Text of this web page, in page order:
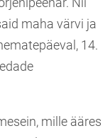
maha värvi ja
14.
mille ääres